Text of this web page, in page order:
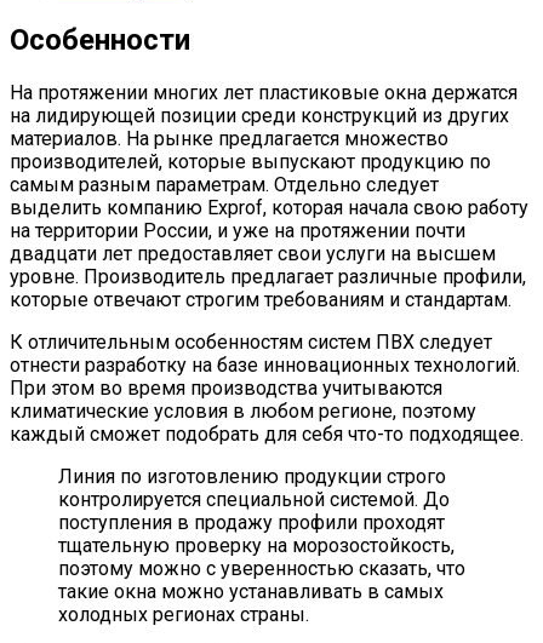
Особенности
На протяжении многих лет пластиковые окна держатся
на лидирующей позиции среди конструкций из других
материалов. На рынке предлагается множество
производителей, которые выпускают продукцию по
самым разным параметрам. Отдельно следует
выделить компанию Exprof, которая начала свою работу
на территории России, и уже на протяжении почти
двадцати лет предоставляет свои услуги на высшем
уровне. Производитель предлагает различные профили,
которые отвечают строгим требованиям и стандартам.
К отличительным особенностям систем ПВХ следует
отнести разработку на базе инновационных технологий.
При этом во время производства учитываются
климатические условия в любом регионе, поэтому
каждый сможет подобрать для себя что-то подходящее.
Линия по изготовлению продукции строго
контролируется специальной системой. До
поступления в продажу профили проходят
тщательную проверку на морозостойкость,
поэтому можно с уверенностью сказать, что
такие окна можно устанавливать в самых
холодных регионах страны.